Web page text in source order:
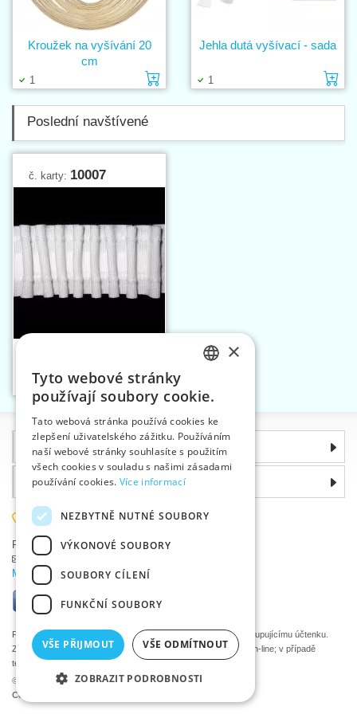
1 Vložit do košíku
Kroužek na vyšívání 20
cm
1
Jehla dutá vyšívací - sada
Poslední navštívené
č. karty: 10007
Vložit do košíku
Informace
©2026 Velkoobchod textilní galanterie VTC a.s., Uničov
Ceny se zobrazí po přihlášení.
Proč si zvolit právě nás
585 051 217
Plzeňská 868, 783 91 Uničov, Česká republika
Položit dotaz
Máte problémy s přihlášením ?
Podle zákona o evidenci tržeb je prodávající povinen vystavit kupujícímu účtenku.
Zároveň je povinen zaevidovat přijatou tržbu u správce daně on-line; v případě
technického výpadku pak nejpozději do 48 hodin.
ENGLISH
GERMAN
×
Tyto webové stránky
používají soubory cookie.
Tato webová stránka používá cookies ke
zlepšení uživatelského zážitku. Používáním
naší webové stránky souhlasíte s použitím
všech cookies v souladu s našimi zásadami
používání cookies. Více informací
NEZBYTNĚ NUTNÉ SOUBORY
VÝKONOVÉ SOUBORY
SOUBORY CÍLENÍ
FUNKČNÍ SOUBORY
VŠE PŘIJMOUT VŠE ODMÍTNOUT
ZOBRAZIT PODROBNOSTI